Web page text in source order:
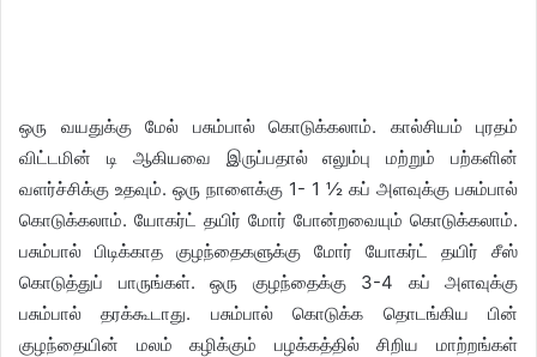
ஒரு வயதுக்கு மேல் பசும்பால் கொடுக்கலாம். கால்சியம் புரதம்
விட்டமின் டி ஆகியவை இருப்பதால் எலும்பு மற்றும் பற்களின்
வளர்ச்சிக்கு உதவும். ஒரு நாளைக்கு 1- 1 ½ கப் அளவுக்கு பசும்பால்
கொடுக்கலாம். யோகர்ட் தயிர் மோர் போன்றவையும் கொடுக்கலாம்.
பசும்பால் பிடிக்காத குழந்தைகளுக்கு மோர் யோகர்ட் தயிர் சீஸ்
கொடுத்துப் பாருங்கள். ஒரு குழந்தைக்கு 3-4 கப் அளவுக்கு
பசும்பால் தரக்கூடாது. பசும்பால் கொடுக்க தொடங்கிய பின்
குழந்தையின் மலம் கழிக்கும் பழக்கத்தில் சிறிய மாற்றங்கள்